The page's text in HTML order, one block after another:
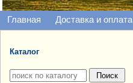
Главная Доставка и оплата
Каталог